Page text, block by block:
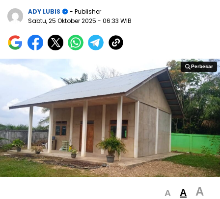
ADY LUBIS
- Publisher
Sabtu, 25 Oktober 2025 - 06:33 WIB
Perbesar
Perbesar
A A A